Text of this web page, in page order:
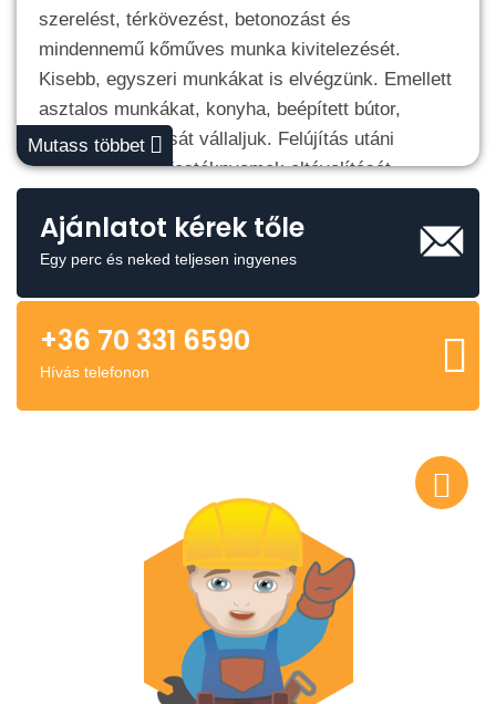
szerelést, térkövezést, betonozást és
mindennemű kőműves munka kivitelezését.
Kisebb, egyszeri munkákat is elvégzünk. Emellett
asztalos munkákat, konyha, beépített bútor,
lépcső kialakítását vállaljuk. Felújítás utáni
nagytakarítást, festéknyomok eltávolítását,
is.
Mutass többet
Ajánlatot kérek tőle
Egy perc és neked teljesen ingyenes
+36 70 331 6590
Hívás telefonon